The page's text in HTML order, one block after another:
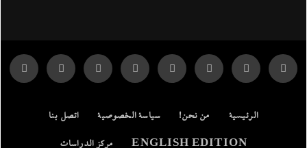
الرئيسية من نحن! سياسة الخصوصية اتصل بنا
ENGLISH EDITION مركز الدراسات